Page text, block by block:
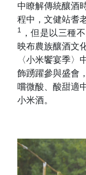
中瞭解傳統釀酒
程中，文健站耆
1 ，但是以三種
映布農族釀酒文
〈小米饗宴季〉
飾踴躍參與盛會
嚐微酸、酸甜適
小米酒。